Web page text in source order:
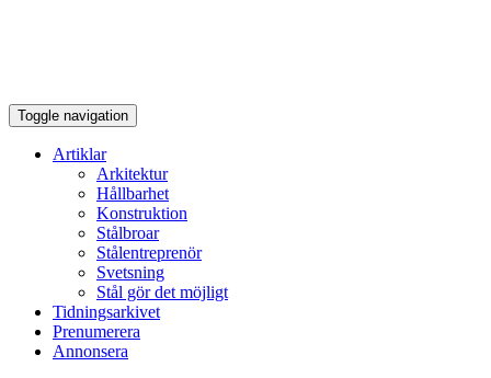
Toggle navigation
Artiklar
Arkitektur
Hållbarhet
Konstruktion
Stålbroar
Stålentreprenör
Svetsning
Stål gör det möjligt
Tidningsarkivet
Prenumerera
Annonsera